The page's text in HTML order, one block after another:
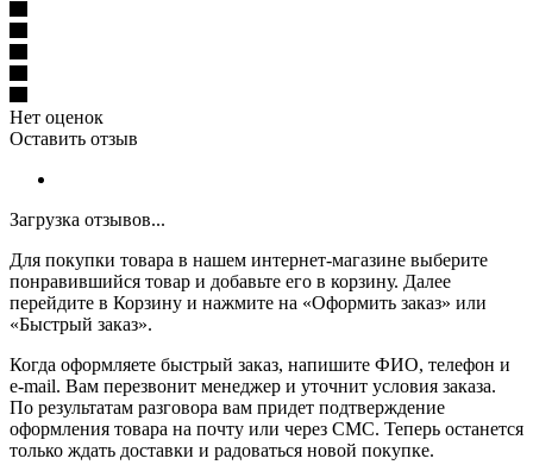
Нет оценок
Оставить отзыв
Загрузка отзывов...
Для покупки товара в нашем интернет-магазине выберите
понравившийся товар и добавьте его в корзину. Далее
перейдите в Корзину и нажмите на «Оформить заказ» или
«Быстрый заказ».
Когда оформляете быстрый заказ, напишите ФИО, телефон и
e-mail. Вам перезвонит менеджер и уточнит условия заказа.
По результатам разговора вам придет подтверждение
оформления товара на почту или через СМС. Теперь останется
только ждать доставки и радоваться новой покупке.